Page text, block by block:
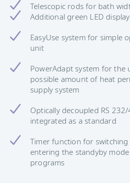
Telescopic rods for bath
Additional green LED
EasyUse system for simple
unit
PowerAdapt system for the
possible amount of heat
supply system
Optically decoupled RS
integrated as a standard
Timer function for
entering the standyby
programs